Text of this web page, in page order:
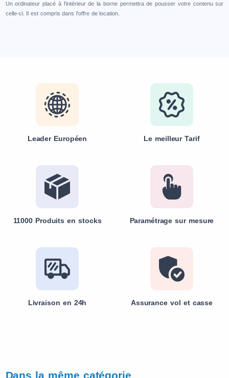
Un ordinateur placé à l'intérieur de la borne permettra de pousser votre contenu sur
celle-ci. Il est compris dans l'offre de location.
Leader Européen Le meilleur Tarif
11000 Produits en stocks Paramétrage sur mesure
Livraison en 24h Assurance vol et casse
Dans la même catégorie